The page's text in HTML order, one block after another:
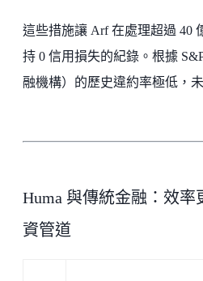
這些措施讓 Arf 在處理超過 40
持 0 信用損失的紀錄。根據
融機構）的歷史違約率極低，
Huma 與傳統金融：效
資管道